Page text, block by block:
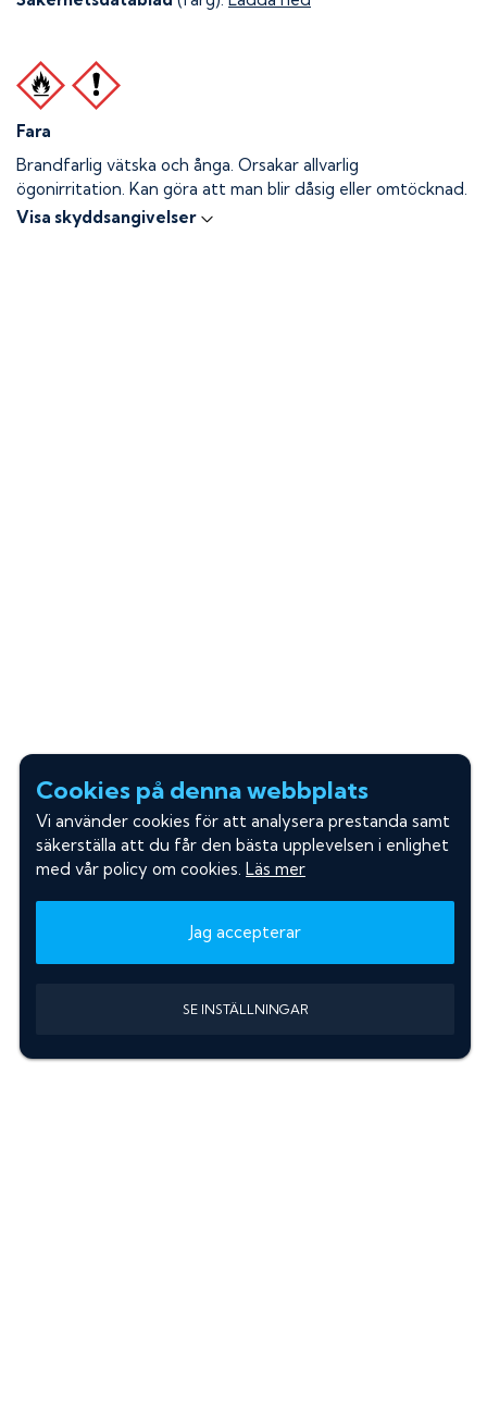
Fara
Brandfarlig vätska och ånga. Orsakar allvarlig
ögonirritation. Kan göra att man blir dåsig eller omtöcknad.
Visa skyddsangivelser
Cookies på denna webbplats
Vi använder cookies för att analysera prestanda samt
säkerställa att du får den bästa upplevelsen i enlighet
med vår policy om cookies. Läs mer
Jag accepterar
SE INSTÄLLNINGAR